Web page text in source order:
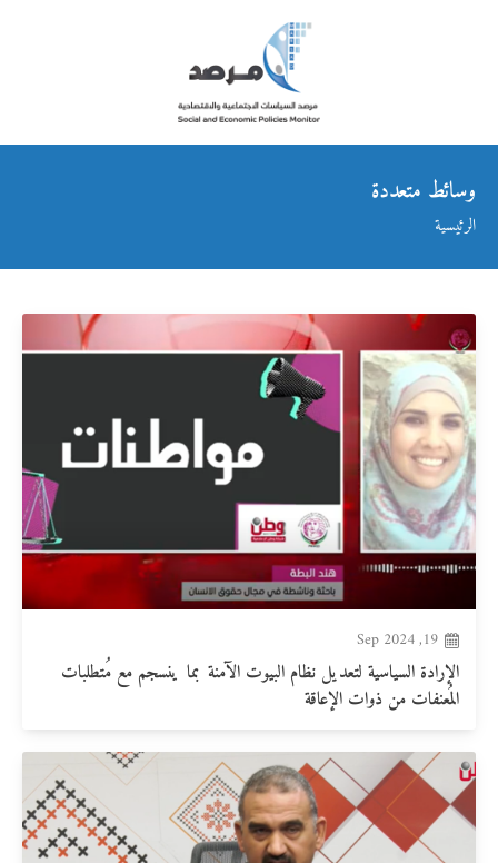
وسائط متعددة
الرئيسية
19, Sep 2024
الإرادة السياسية لتعديل نظام البيوت الآمنة بما ينسجم مع مُتطلبات
المُعنفات من ذوات الإعاقة